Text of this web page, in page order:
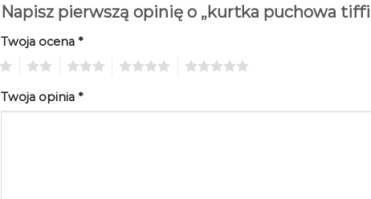
Napisz pierwszą opinię o „kurtka puchowa
Twoja ocena *
Twoja opinia *